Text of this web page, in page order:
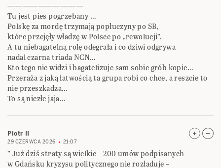
——————————
Tu jest pies pogrzebany …
Polskę za mordę trzymają popłuczyny po SB,
które przejęły władzę w Polsce po „rewolucji”,
A tu niebagatelną rolę odegrała i co dziwi odgrywa
nadal czarna triada NCN…
Kto tego nie widzi i bagatelizuje sam sobie grób kopie…
Przeraża z jaką łatwością ta grupa robi co chce, a reszcie to
nie przeszkadza…
To są niezłe jaja…
Piotr II
29 CZERWCA 2026 21:07
” Już dziś straty są wielkie – 200 umów podpisanych
w Gdańsku kryzysu politycznego nie rozładuje –